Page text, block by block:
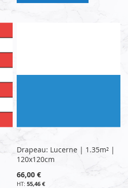
Drapeau: Lucerne | 1.35m² |
120x120cm
66,00 €
55,46 €